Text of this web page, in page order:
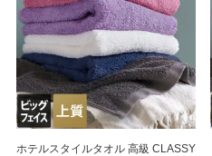
ホテルスタイルタオル 高級 CLASSY